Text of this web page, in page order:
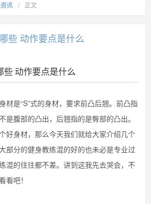
讯 / 正文
些 动作要点是什么
些 动作要点是什么
是“S”式的身材，要求前凸后翘。前凸指
是腹部的凸出，后翘指的是臀部的凸出。
好身材，那么今天我们就给大家介绍几个
部分的健身教练混的好的也未必是专业过
混的往往都不差。讲到这我先去哭会，不
看吧！